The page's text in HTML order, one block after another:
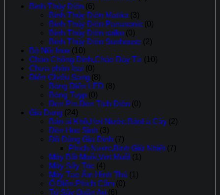
Bình Thủy Điện (6)
Bình Thủy Điện Matika (3)
Bình Thủy Điện Panasonic (0)
Bình Thủy Điện saiko (0)
Bình Thủy Điện Sunhouse (2)
Bộ Nồi Inox (10)
Chảo Chống Dính,Chảo Đáy Từ (10)
Chưa phân loại (0)
Điện Chiếu Sáng (8)
Bóng Điện LED (8)
Bóng Tuýp (0)
Đèn Pin,Đèn Tích Điện (0)
Gia Dụng (24)
Bàn ủi Khô,Hơi Nước,BànLà Cây (2)
Đèn Học Sinh (3)
Đồ Dùng Gia Đình (7)
Phích Nước,Bình Giữ Nhiệt (7)
Máy Bắt Muỗi,Vợt Muỗi (1)
Máy Sấy Tóc (4)
Máy Tạo Ẩm Hình Thú (1)
Ổ Điện,Phích Cắm (0)
Tủ Sấy Quần Aó (6)